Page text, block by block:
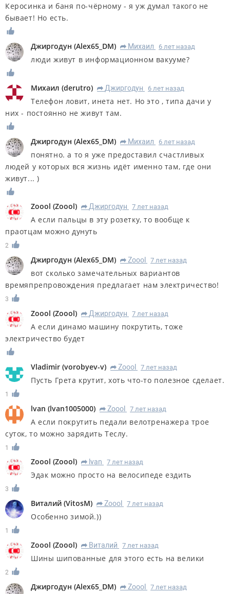
Керосинка и баня по-чёрному - я уж думал такого не
бывает! Но есть.
Джиргодун (Alex65_DM) R Михаил 6 лет назад
люди живут в информационном вакууме?
Михаил (derutro) R Джиргодун 6 лет назад
Телефон ловит, инета нет. Но это , типа дачи у
них - постоянно не живут там.
Джиргодун (Alex65_DM) R Михаил 6 лет назад
понятно. а то я уже предоставил счастливых
людей у которых вся жизнь идёт именно там, где они
живут... )
Zoool (Zoool) R Джиргодун 7 лет назад
А если пальцы в эту розетку, то вообще к
праотцам можно дунуть
2
Джиргодун (Alex65_DM) R Zoool 7 лет назад
вот сколько замечательных вариантов
времяпрепровождения предлагает нам электричество!
3
Zoool (Zoool) R Джиргодун 7 лет назад
А если динамо машину покрутить, тоже
электричество будет
Vladimir (vorobyev-v) R Zoool 7 лет назад
Пусть Грета крутит, хоть что-то полезное сделает.
1
lvan (lvan1005000) R Zoool 7 лет назад
А если покрутить педали велотренажера трое
суток, то можно зарядить Теслу.
1
Zoool (Zoool) R lvan 7 лет назад
Эдак можно просто на велосипеде ездить
3
Виталий (VitosM) R Zoool 7 лет назад
Особенно зимой.))
1
Zoool (Zoool) R Виталий 7 лет назад
Шины шипованные для этого есть на велики
2
Джиргодун (Alex65_DM) R Zoool 7 лет назад